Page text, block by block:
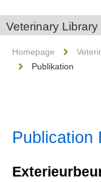
Veterinary Library
Homepage
Publikation
Publication